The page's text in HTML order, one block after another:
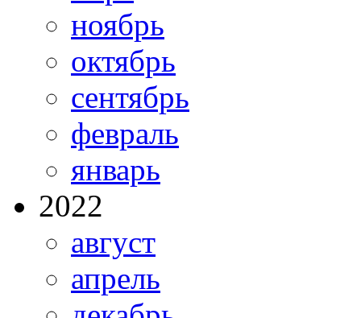
ноябрь
октябрь
сентябрь
февраль
январь
2022
август
апрель